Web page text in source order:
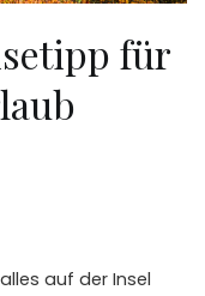
für
auf der Insel